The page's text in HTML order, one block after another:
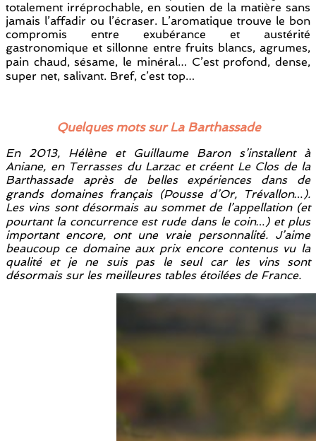
totalement irréprochable, en soutien de la matière sans
jamais l’affadir ou l’écraser. L’aromatique trouve le bon
compromis entre exubérance et austérité
gastronomique et sillonne entre fruits blancs, agrumes,
pain chaud, sésame, le minéral… C’est profond, dense,
super net, salivant. Bref, c’est top…
Quelques mots sur La Barthassade
En 2013, Hélène et Guillaume Baron s’installent à
Aniane, en Terrasses du Larzac et créent Le Clos de la
Barthassade après de belles expériences dans de
grands domaines français (Pousse d’Or, Trévallon…).
Les vins sont désormais au sommet de l’appellation (et
pourtant la concurrence est rude dans le coin…) et plus
important encore, ont une vraie personnalité. J’aime
beaucoup ce domaine aux prix encore contenus vu la
qualité et je ne suis pas le seul car les vins sont
désormais sur les meilleures tables étoilées de France.